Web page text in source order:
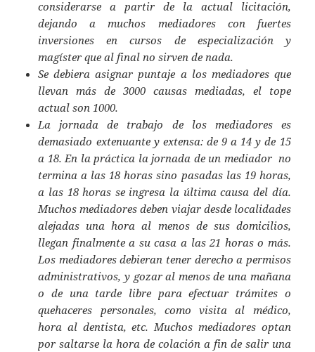
considerarse a partir de la actual licitación,
dejando a muchos mediadores con fuertes
inversiones en cursos de especialización y
magíster que al final no sirven de nada.
Se debiera asignar puntaje a los mediadores que
llevan más de 3000 causas mediadas, el tope
actual son 1000.
La jornada de trabajo de los mediadores es
demasiado extenuante y extensa: de 9 a 14 y de 15
a 18. En la práctica la jornada de un mediador no
termina a las 18 horas sino pasadas las 19 horas,
a las 18 horas se ingresa la última causa del día.
Muchos mediadores deben viajar desde localidades
alejadas una hora al menos de sus domicilios,
llegan finalmente a su casa a las 21 horas o más.
Los mediadores debieran tener derecho a permisos
administrativos, y gozar al menos de una mañana
o de una tarde libre para efectuar trámites o
quehaceres personales, como visita al médico,
hora al dentista, etc. Muchos mediadores optan
por saltarse la hora de colación a fin de salir una